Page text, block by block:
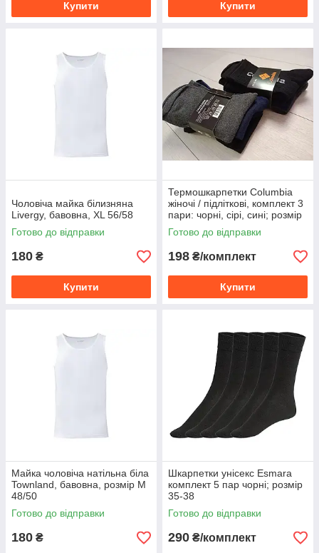
Купити Купити
Чоловіча майка білизняна
Livergy, бавовна, XL 56/58
Готово до відправки
180 ₴
Купити
Термошкарпетки Columbia
жіночі / підліткові, комплект 3
пари: чорні, сірі, сині; розмір
36-40
Готово до відправки
198 ₴/комплект
Купити
Майка чоловіча натільна біла
Townland, бавовна, розмір M
48/50
Готово до відправки
180 ₴
Шкарпетки унісекс Esmara
комплект 5 пар чорні; розмір
35-38
Готово до відправки
290 ₴/комплект